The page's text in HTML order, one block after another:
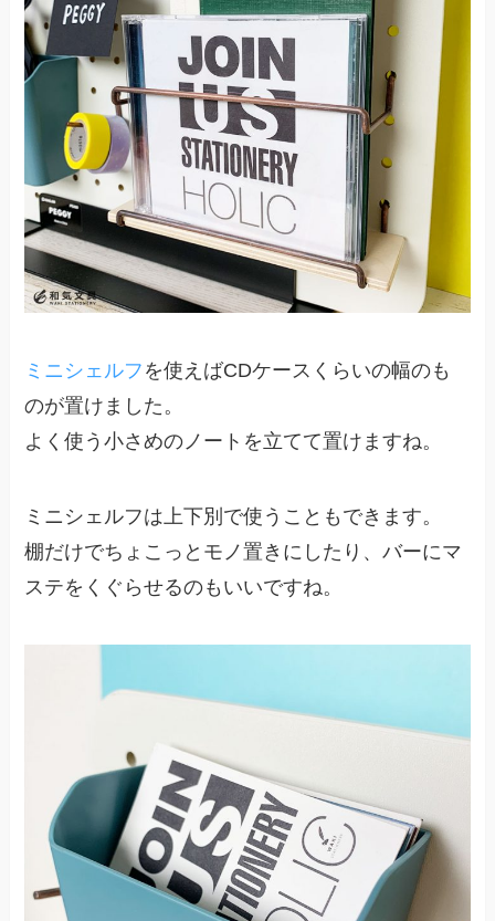
ミニシェルフ を使えばCDケースくらいの幅のも
のが置けました。
よく使う小さめのノートを立てて置けますね。
ミニシェルフは上下別で使うこともできます。
棚だけでちょこっとモノ置きにしたり、バーにマ
ステをくぐらせるのもいいですね。